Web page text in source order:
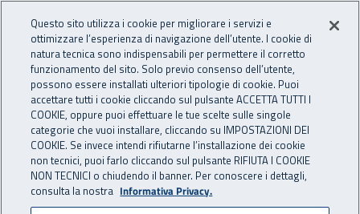
INAIL - Istituto Nazionale
Apri cerca
Navigazione principale
Navigazione - Ti trovi in:
Home Inail comunica Eventi
16 novembre 2021
Questo sito utilizza i cookie per migliorare i servizi e
ottimizzare l’esperienza di navigazione dell’utente. I cookie di
natura tecnica sono indispensabili per permettere il corretto
funzionamento del sito. Solo previo consenso dell’utente,
possono essere installati ulteriori tipologie di cookie. Puoi
accettare tutti i cookie cliccando sul pulsante ACCETTA TUTTI I
COOKIE, oppure puoi effettuare le tue scelte sulle singole
categorie che vuoi installare, cliccando su IMPOSTAZIONI DEI
COOKIE. Se invece intendi rifiutarne l’installazione dei cookie
non tecnici, puoi farlo cliccando sul pulsante RIFIUTA I COOKIE
NON TECNICI o chiudendo il banner. Per conoscere i dettagli,
consulta la nostra Informativa Privacy.